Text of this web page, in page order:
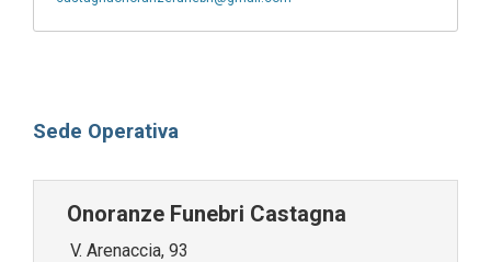
Sede Operativa
Onoranze Funebri Castagna
V. Arenaccia, 93